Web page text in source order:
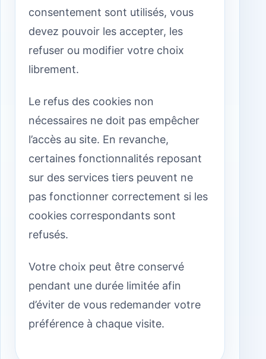
consentement sont utilisés, vous
devez pouvoir les accepter, les
refuser ou modifier votre choix
librement.
Le refus des cookies non
nécessaires ne doit pas empêcher
l’accès au site. En revanche,
certaines fonctionnalités reposant
sur des services tiers peuvent ne
pas fonctionner correctement si les
cookies correspondants sont
refusés.
Votre choix peut être conservé
pendant une durée limitée afin
d’éviter de vous redemander votre
préférence à chaque visite.